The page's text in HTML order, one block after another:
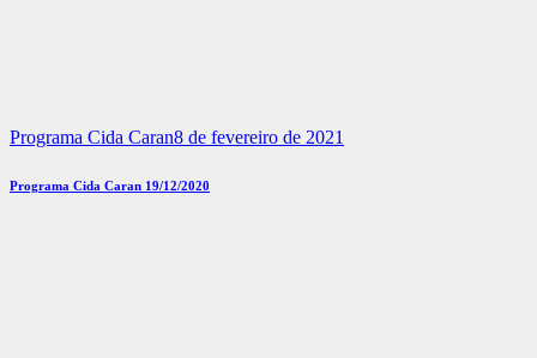
Programa Cida Caran8 de fevereiro de 2021
Programa Cida Caran 19/12/2020